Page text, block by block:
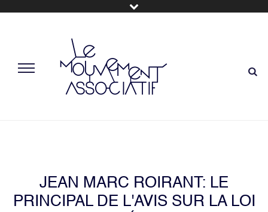
JEAN MARC ROIRANT: LE
PRINCIPAL DE L'AVIS SUR LA LOI